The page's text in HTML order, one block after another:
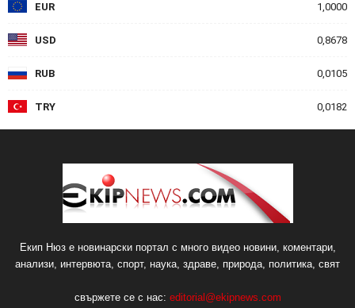
EUR 1,0000
USD 0,8678
RUB 0,0105
TRY 0,0182
Екип Нюз е новинарски портал с много видео новини, коментари,
анализи, интервюта, спорт, наука, здраве, природа, политика, свят
свържете се с нас: editorial@ekipnews.com